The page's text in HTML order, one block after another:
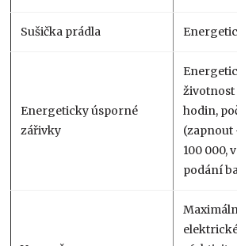
Sušička prádla
Energeticky úsporné
zářivky
životnost
hodin,
100 000,
podání